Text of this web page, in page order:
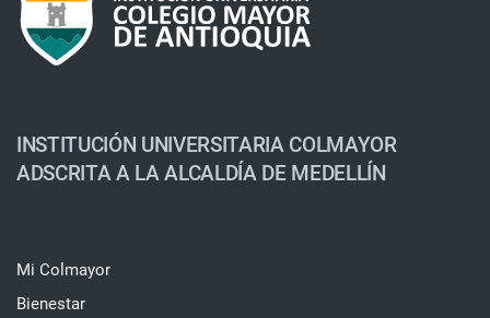
INSTITUCIÓN UNIVERSITARIA COLMAYOR
ADSCRITA A LA ALCALDÍA DE MEDELLÍN
Mi Colmayor
Bienestar